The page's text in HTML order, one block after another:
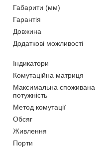
Габарити (мм)
Гарантія
Довжина
Додаткові можливості
Індикатори
Комутаційна матриця
Максимальна споживана
потужність
Метод комутації
Обсяг
Живлення
Порти